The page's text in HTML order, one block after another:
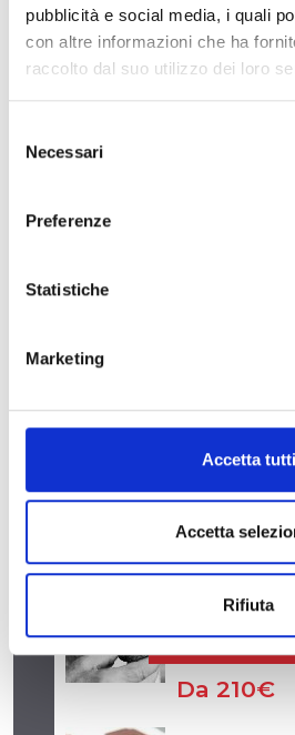
pubblicità e social media, i quali
con altre informazioni che ha
raccolto dal suo utilizzo dei loro
delNecessari
Preferenze
Statistiche
Marketing
Accetta tutti
Accetta
Rifiuta
Museo Navi Antiche
mn-pi.museonaviantiche@